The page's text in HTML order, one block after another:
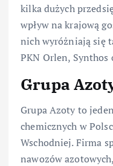
kilka dużych
wpływ na krajową
nich wyróżniają się
PKN Orlen, Synthos
Grupa
Grupa Azoty to
chemicznych w
Wschodniej. Firma
nawozów